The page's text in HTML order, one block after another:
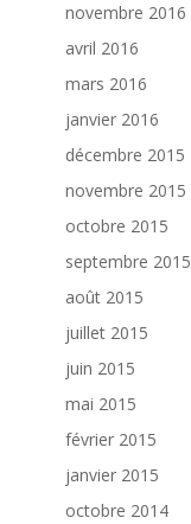
novembre 2016
avril 2016
mars 2016
janvier 2016
décembre 2015
novembre 2015
octobre 2015
septembre 2015
août 2015
juillet 2015
juin 2015
mai 2015
février 2015
janvier 2015
octobre 2014